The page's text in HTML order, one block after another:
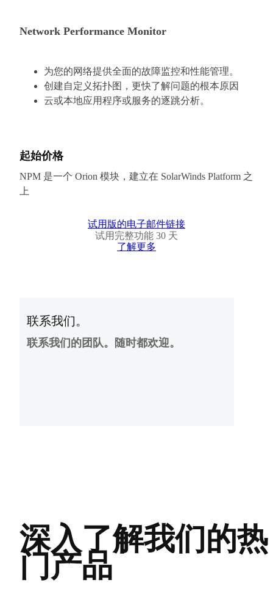
Network Performance Monitor
为您的网络提供全面的故障监控和性能管理。
创建自定义拓扑图，更快了解问题的根本原因
云或本地应用程序或服务的逐跳分析。
起始价格
NPM 是一个 Orion 模块，建立在 SolarWinds Platform 之
上
试用版的电子邮件链接
试用完整功能 30 天
了解更多
联系我们。
联系我们的团队。随时都欢迎。
深入了解我们的热
门产品